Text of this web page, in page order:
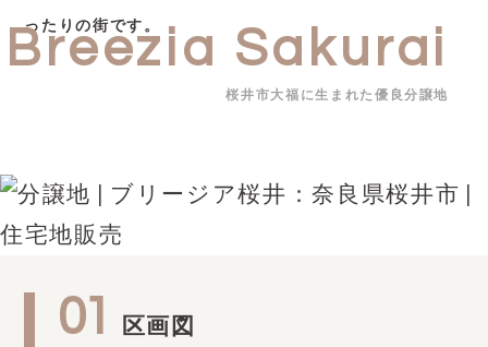
ったりの街です。
Breezia Sakurai
桜井市大福に生まれた優良分譲地
01 区画図